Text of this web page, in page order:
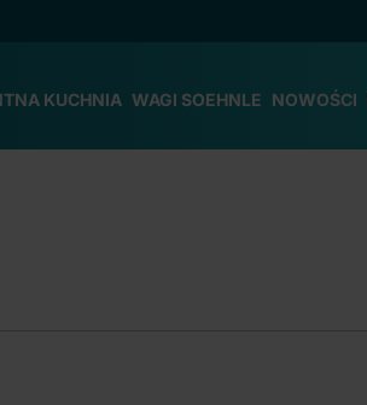
KUCHNIA WAGI SOEHNLE NOWOŚCI